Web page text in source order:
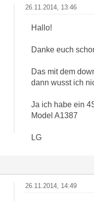
26.11.2014, 13:46
Hallo!
Danke euch
Das mit dem
dann wusst ich
Ja ich habe ein
Model A1387
LG
26.11.2014, 14:49